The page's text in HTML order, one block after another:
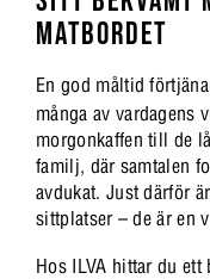
MATBORDET
En god måltid
många av vardagens
morgonkaffen till de
familj, där samtalen
avdukat. Just därför
sittplatser – de är en
Hos ILVA hittar du